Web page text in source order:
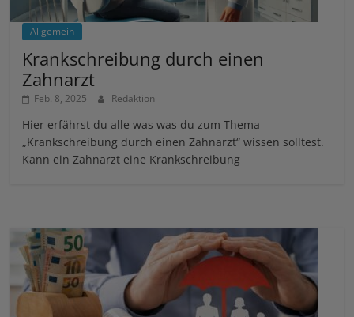
Allgemein
Krankschreibung durch einen
Zahnarzt
Feb. 8, 2025 Redaktion
Hier erfährst du alle was was du zum Thema
„Krankschreibung durch einen Zahnarzt“ wissen solltest.
Kann ein Zahnarzt eine Krankschreibung